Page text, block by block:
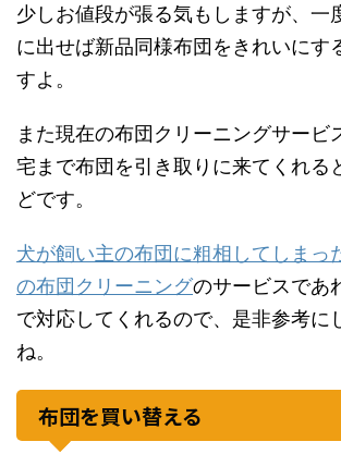
少しお値段が張る気もしますが、一
に出せば新品同様布団をきれいにす
すよ。
また現在の布団クリーニングサービ
宅まで布団を引き取りに来てくれる
どです。
犬が飼い主の布団に粗相してしまっ
の布団クリーニングのサービスであ
で対応してくれるので、是非参考に
ね。
布団を買い替える